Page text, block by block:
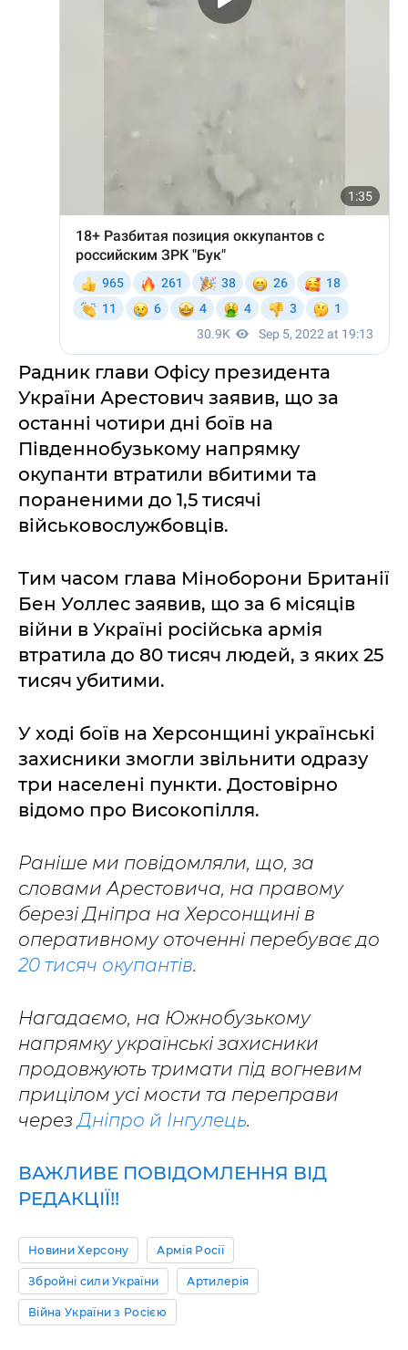
Радник глави Офісу президента
України Арестович заявив, що за
останні чотири дні боїв на
Південнобузькому напрямку
окупанти втратили вбитими та
пораненими до 1,5 тисячі
військовослужбовців.
Тим часом глава Міноборони Британії
Бен Уоллес заявив, що за 6 місяців
війни в Україні російська армія
втратила до 80 тисяч людей, з яких 25
тисяч убитими.
У ході боїв на Херсонщині українські
захисники змогли звільнити одразу
три населені пункти. Достовірно
відомо про Високопілля.
Раніше ми повідомляли, що, за
словами Арестовича, на правому
березі Дніпра на Херсонщині в
оперативному оточенні перебуває до
20 тисяч окупантів.
Нагадаємо, на Южнобузькому
напрямку українські захисники
продовжують тримати під вогневим
прицілом усі мости та переправи
черезДніпро й Інгулець.
ВАЖЛИВЕ ПОВІДОМЛЕННЯ ВІД
РЕДАКЦІЇ!!
Новини Херсону Армія Росії
Збройні сили України Артилерія
Війна України з Росією